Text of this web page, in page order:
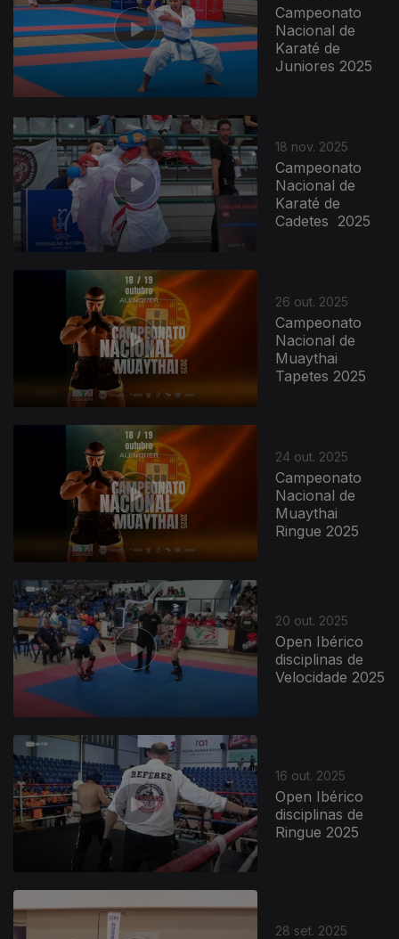
Campeonato
Nacional de
Karaté de
Juniores 2025
18 nov. 2025
Campeonato
Nacional de
Karaté de
Cadetes 2025
26 out. 2025
Campeonato
Nacional de
Muaythai
Tapetes 2025
24 out. 2025
Campeonato
Nacional de
Muaythai
Ringue 2025
20 out. 2025
Open Ibérico
disciplinas de
Velocidade 2025
16 out. 2025
Open Ibérico
disciplinas de
Ringue 2025
28 set. 2025